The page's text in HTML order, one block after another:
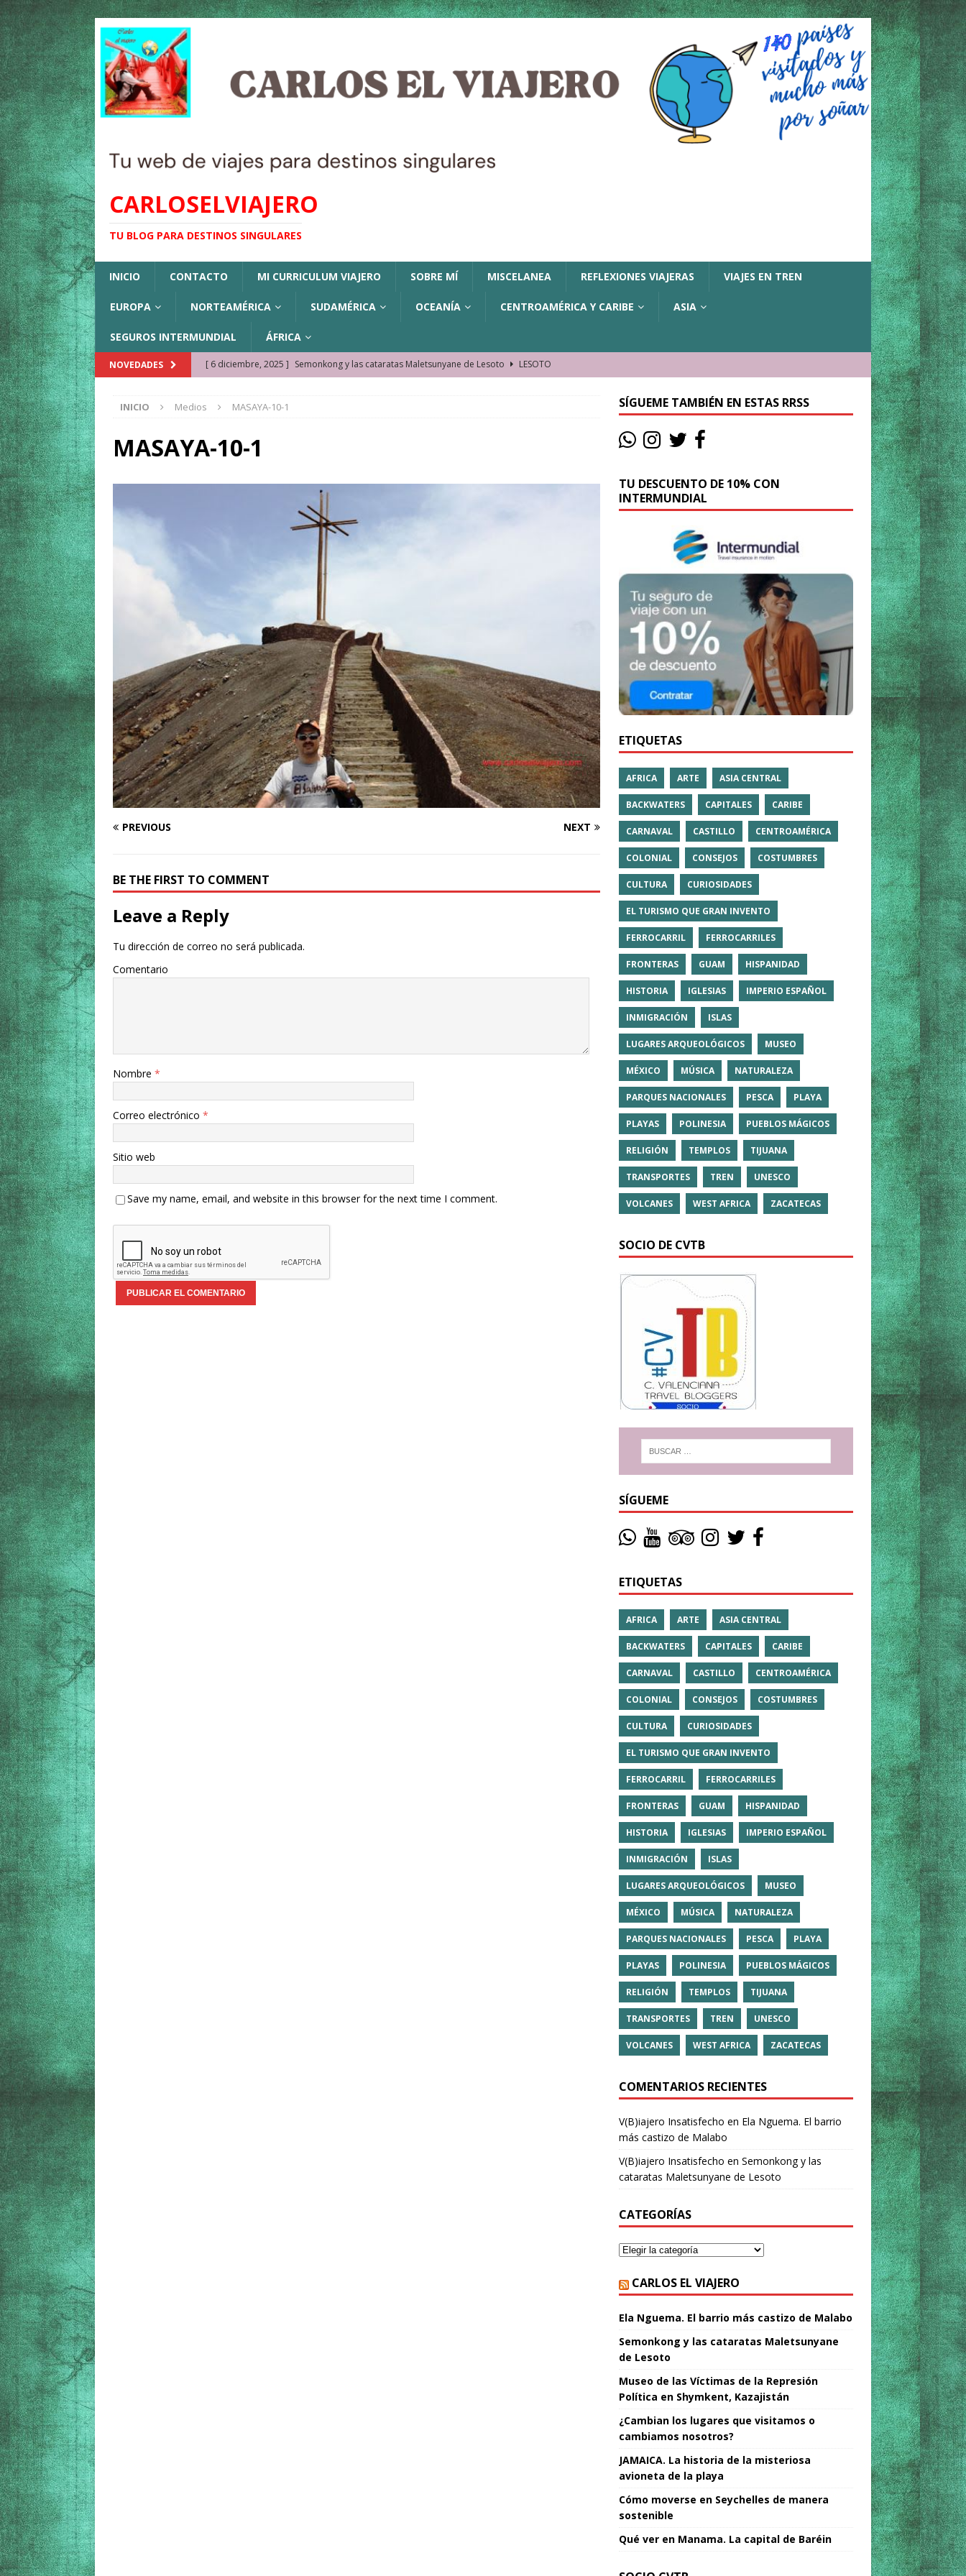
CARLOSELVIAJERO
TU BLOG PARA DESTINOS SINGULARES
INICIO CONTACTO MI CURRICULUM VIAJERO SOBRE MÍ MISCELANEA REFLEXIONES VIAJERAS VIAJES EN TREN
EUROPA NORTEAMÉRICA SUDAMÉRICA OCEANÍA CENTROAMÉRICA Y CARIBE ASIA
SEGUROS INTERMUNDIAL ÁFRICA
NOVEDADES [ 6 diciembre, 2025 ] Semonkong y las cataratas Maletsunyane de Lesoto
LESOTO
KAZAJISTÁN
[ 22 noviembre, 2025 ]
[ 9 octubre, 2025 ] JAMAICA. La historia de la misteriosa avioneta de la playa
JAMAICA
[ 27 septiembre, 2025 ] Cómo moverse en Seychelles de manera sostenible
Qué ver en Manama. La capital de Baréin
Ela Nguema. El barrio más castizo de Malabo
INICIO Medios MASAYA-10-1
MASAYA-10-1
PREVIOUS NEXT
BE THE FIRST TO COMMENT
Leave a Reply
Tu dirección de correo no será publicada.
Comentario
Nombre *
Correo electrónico *
Sitio web
Save my name, email, and website in this browser for the next time I comment.
SÍGUEME TAMBIÉN EN ESTAS RRSS
TU DESCUENTO DE 10% CON
INTERMUNDIAL
ETIQUETAS
AFRICA ARTE ASIA CENTRAL
BACKWATERS CAPITALES CARIBE
CARNAVAL CASTILLO CENTROAMÉRICA
COLONIAL CONSEJOS COSTUMBRES
CULTURA CURIOSIDADES
EL TURISMO QUE GRAN INVENTO
FERROCARRIL FERROCARRILES
FRONTERAS GUAM HISPANIDAD
HISTORIA IGLESIAS IMPERIO ESPAÑOL
INMIGRACIÓN ISLAS
LUGARES ARQUEOLÓGICOS MUSEO
MÉXICO MÚSICA NATURALEZA
PARQUES NACIONALES PESCA PLAYA
PLAYAS POLINESIA PUEBLOS MÁGICOS
RELIGIÓN TEMPLOS TIJUANA
TRANSPORTES TREN UNESCO
VOLCANES WEST AFRICA ZACATECAS
SOCIO DE CVTB
SÍGUEME
ETIQUETAS
AFRICA ARTE ASIA CENTRAL
BACKWATERS CAPITALES CARIBE
CARNAVAL CASTILLO CENTROAMÉRICA
COLONIAL CONSEJOS COSTUMBRES
CULTURA CURIOSIDADES
EL TURISMO QUE GRAN INVENTO
FERROCARRIL FERROCARRILES
FRONTERAS GUAM HISPANIDAD
HISTORIA IGLESIAS IMPERIO ESPAÑOL
INMIGRACIÓN ISLAS
LUGARES ARQUEOLÓGICOS MUSEO
MÉXICO MÚSICA NATURALEZA
PARQUES NACIONALES PESCA PLAYA
PLAYAS POLINESIA PUEBLOS MÁGICOS
RELIGIÓN TEMPLOS TIJUANA
TRANSPORTES TREN UNESCO
VOLCANES WEST AFRICA ZACATECAS
COMENTARIOS RECIENTES
V(B)iajero Insatisfecho en Ela Nguema. El barrio
más castizo de Malabo
V(B)iajero Insatisfecho en Semonkong y las
cataratas Maletsunyane de Lesoto
CATEGORÍAS
CARLOS EL VIAJERO
Ela Nguema. El barrio más castizo de Malabo
Semonkong y las cataratas Maletsunyane
de Lesoto
Museo de las Víctimas de la Represión
Política en Shymkent, Kazajistán
¿Cambian los lugares que visitamos o
cambiamos nosotros?
JAMAICA. La historia de la misteriosa
avioneta de la playa
Cómo moverse en Seychelles de manera
sostenible
Qué ver en Manama. La capital de Baréin